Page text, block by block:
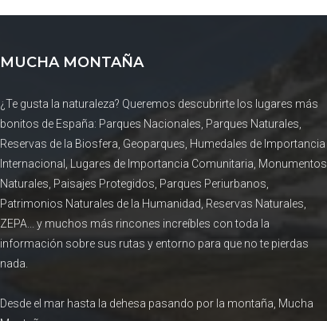
MUCHA MONTAÑA
¿Te gusta la naturaleza? Queremos descubrirte los lugares más
bonitos de España: Parques Nacionales, Parques Naturales,
Reservas de la Biosfera, Geoparques, Humedales de Importancia
Internacional, Lugares de Importancia Comunitaria, Monumentos
Naturales, Paisajes Protegidos, Parques Periurbanos,
Patrimonios Naturales de la Humanidad, Reservas Naturales,
ZEPA... y muchos más rincones increíbles con toda la
información sobre sus rutas y entorno para que no te pierdas
nada.
Desde el mar hasta la dehesa pasando por la montaña, Mucha